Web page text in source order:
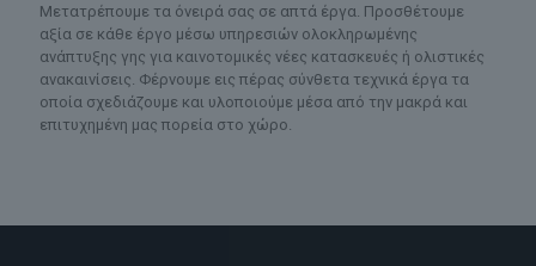
Mετατρέπουμε τα όνειρά σας σε απτά έργα. Προσθέτουμε
αξία σε κάθε έργο μέσω υπηρεσιών ολοκληρωμένης
ανάπτυξης γης για καινοτομικές νέες κατασκευές ή ολιστικές
ανακαινίσεις. Φέρνουμε εις πέρας σύνθετα τεχνικά έργα τα
οποία σχεδιάζουμε και υλοποιούμε μέσα από την μακρά και
επιτυχημένη μας πορεία στο χώρο.